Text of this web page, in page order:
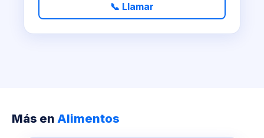
📞 Llamar
Más en Alimentos